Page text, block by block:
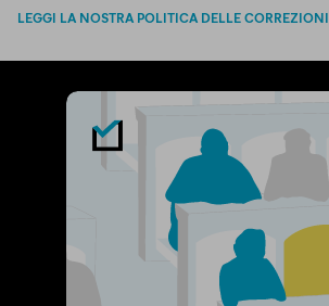
LEGGI LA NOSTRA POLITICA DELLE CORREZIONI